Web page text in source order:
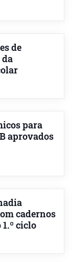
de
para
aprovados
cadernos
ciclo